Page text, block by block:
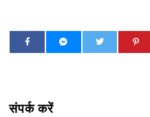
संपर्क करें